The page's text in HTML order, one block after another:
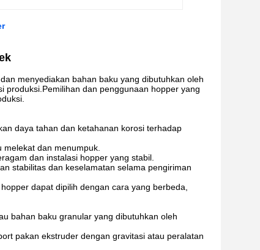
menyediakan bahan baku yang dibutuhkan oleh
produksi.Pemilihan dan penggunaan hopper yang
daya tahan dan ketahanan korosi terhadap
dan menumpuk.
dan instalasi hopper yang stabil.
stabilitas dan keselamatan selama pengiriman
dapat dipilih dengan cara yang berbeda,
bahan baku granular yang dibutuhkan oleh
pakan ekstruder dengan gravitasi atau peralatan